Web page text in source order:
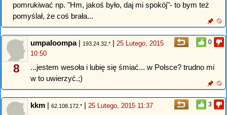
pomrukiwać np. "Hm, jakoś było, daj mi spokój"- to bym też
pomyślał, że coś brała...
0
8
umpaloompa| 193.24.32.* | 25 Lutego, 2015
10:50
...jestem wesoła i lubię się śmiać... w Polsce? trudno mi
w to uwierzyć.;)
3
kkm | 62.108.172.* | 25 Lutego, 2015 11:37